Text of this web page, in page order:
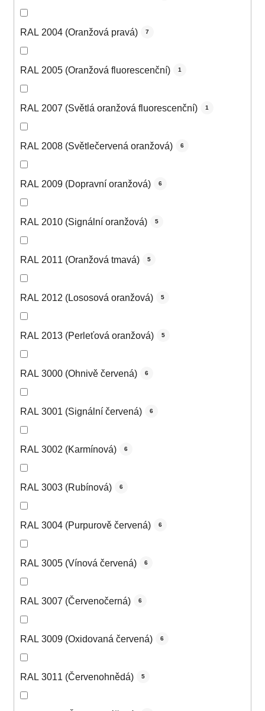
RAL 2004 (Oranžová pravá) 7
RAL 2005 (Oranžová fluorescenční) 1
RAL 2007 (Světlá oranžová fluorescenční) 1
RAL 2008 (Světlečervená oranžová) 6
RAL 2009 (Dopravní oranžová) 6
RAL 2010 (Signální oranžová) 5
RAL 2011 (Oranžová tmavá) 5
RAL 2012 (Lososová oranžová) 5
RAL 2013 (Perleťová oranžová) 5
RAL 3000 (Ohnivě červená) 6
RAL 3001 (Signální červená) 6
RAL 3002 (Karmínová) 6
RAL 3003 (Rubínová) 6
RAL 3004 (Purpurově červená) 6
RAL 3005 (Vínová červená) 6
RAL 3007 (Červenočerná) 6
RAL 3009 (Oxidovaná červená) 6
RAL 3011 (Červenohnědá) 5